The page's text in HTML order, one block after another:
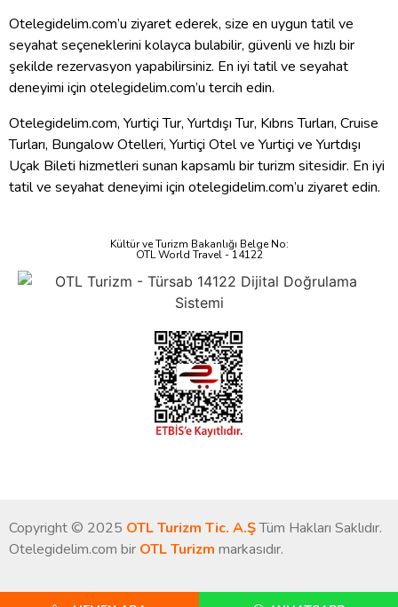
Otelegidelim.com’u ziyaret ederek, size en uygun tatil ve
seyahat seçeneklerini kolayca bulabilir, güvenli ve hızlı bir
şekilde rezervasyon yapabilirsiniz. En iyi tatil ve seyahat
deneyimi için otelegidelim.com’u tercih edin.
Otelegidelim.com, Yurtiçi Tur, Yurtdışı Tur, Kıbrıs Turları, Cruise
Turları, Bungalow Otelleri, Yurtiçi Otel ve Yurtiçi ve Yurtdışı
Uçak Bileti hizmetleri sunan kapsamlı bir turizm sitesidir. En iyi
tatil ve seyahat deneyimi için otelegidelim.com’u ziyaret edin.
Kültür ve Turizm Bakanlığı Belge No:
OTL World Travel - 14122
Copyright © 2025 OTL Turizm Tic. A.ŞTüm Hakları Saklıdır.
Otelegidelim.com bir OTL Turizm markasıdır.